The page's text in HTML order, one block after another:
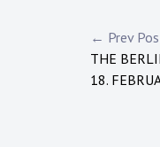
Post
← Prev
THE
18.